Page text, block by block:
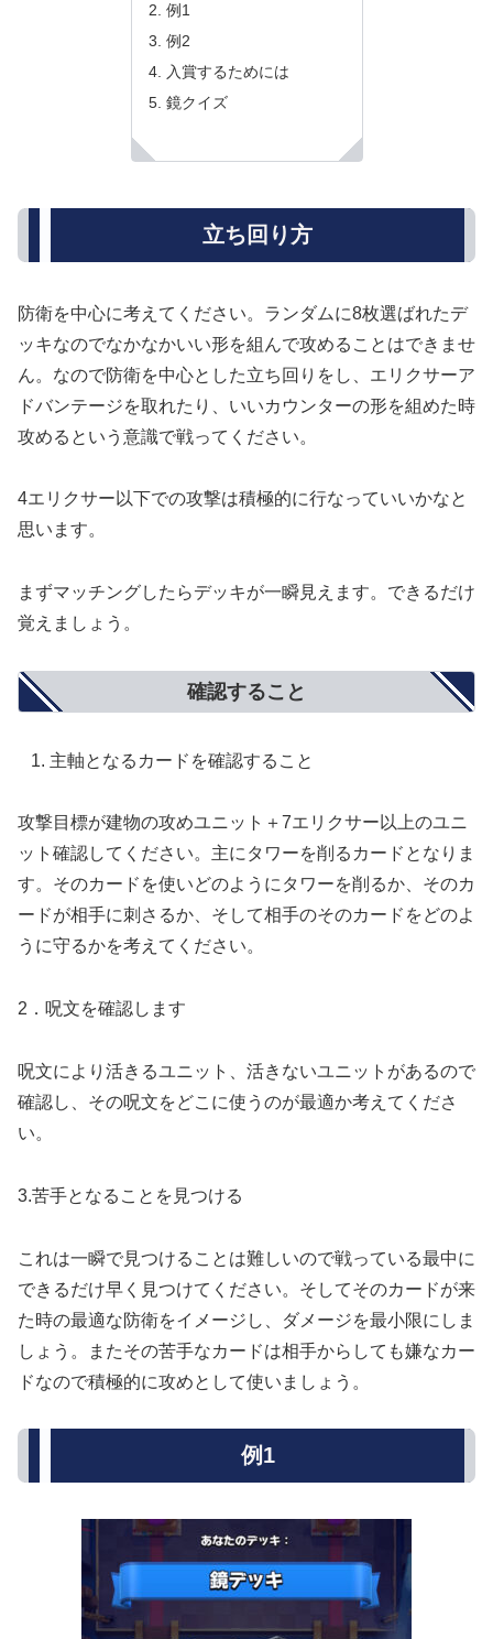
例1
例2
入賞するためには
鏡クイズ
立ち回り方
防衛を中心に考えてください。ランダムに8枚選ばれたデ
ッキなのでなかなかいい形を組んで攻めることはできませ
ん。なので防衛を中心とした立ち回りをし、エリクサーア
ドバンテージを取れたり、いいカウンターの形を組めた時
攻めるという意識で戦ってください。
4エリクサー以下での攻撃は積極的に行なっていいかなと
思います。
まずマッチングしたらデッキが一瞬見えます。できるだけ
覚えましょう。
確認すること
主軸となるカードを確認すること
攻撃目標が建物の攻めユニット＋7エリクサー以上のユニ
ット確認してください。主にタワーを削るカードとなりま
す。そのカードを使いどのようにタワーを削るか、そのカ
ードが相手に刺さるか、そして相手のそのカードをどのよ
うに守るかを考えてください。
2．呪文を確認します
呪文により活きるユニット、活きないユニットがあるので
確認し、その呪文をどこに使うのが最適か考えてくださ
い。
3.苦手となることを見つける
これは一瞬で見つけることは難しいので戦っている最中に
できるだけ早く見つけてください。そしてそのカードが来
た時の最適な防衛をイメージし、ダメージを最小限にしま
しょう。またその苦手なカードは相手からしても嫌なカー
ドなので積極的に攻めとして使いましょう。
例1